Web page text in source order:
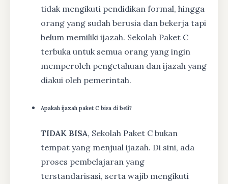
tidak mengikuti pendidikan formal, hingga
orang yang sudah berusia dan bekerja tapi
belum memiliki ijazah. Sekolah Paket C
terbuka untuk semua orang yang ingin
memperoleh pengetahuan dan ijazah yang
diakui oleh pemerintah.
Apakah ijazah paket C bisa di beli?
TIDAK BISA, Sekolah Paket C bukan
tempat yang menjual ijazah. Di sini, ada
proses pembelajaran yang
terstandarisasi, serta wajib mengikuti